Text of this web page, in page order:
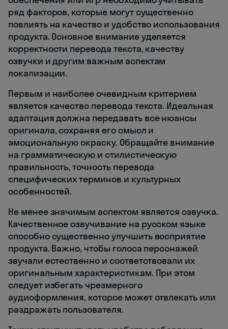
ряд факторов, которые могут существенно
повлиять на качество и удобство использования
продукта. Основное внимание уделяется
корректности перевода текста, качеству
озвучки и другим важным аспектам
локализации.
Первым и наиболее очевидным критерием
является качество перевода текста. Идеальная
адаптация должна передавать все нюансы
оригинала, сохраняя его смысл и
эмоциональную окраску. Обращайте внимание
на грамматическую и стилистическую
правильность, точность перевода
специфических терминов и культурных
особенностей.
Не менее значимым аспектом является озвучка.
Качественное озвучивание на русском языке
способно существенно улучшить восприятие
продукта. Важно, чтобы голоса персонажей
звучали естественно и соответствовали их
оригинальным характеристикам. При этом
следует избегать чрезмерного
аудиоформления, которое может отвлекать или
раздражать пользователя.